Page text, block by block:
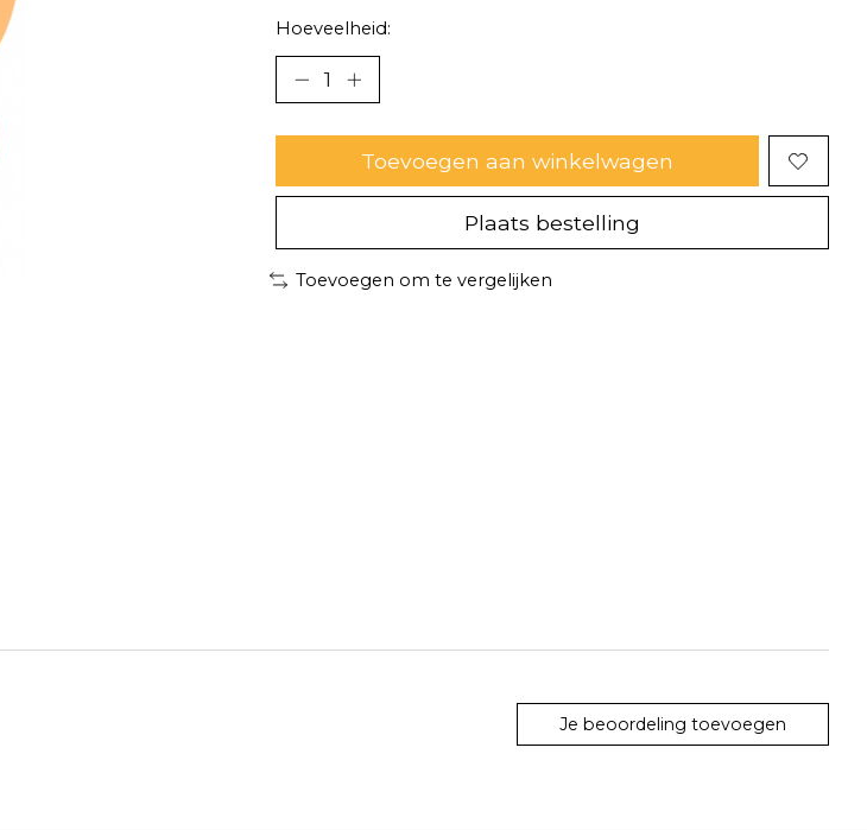
Hoeveelheid:
Toevoegen aan winkelwagen
Plaats bestelling
Toevoegen om te vergelijken
Je beoordeling toevoegen